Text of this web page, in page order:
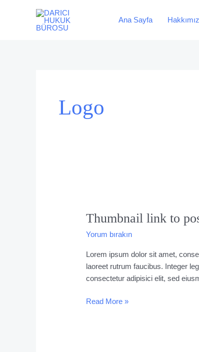
Ana Sayfa
Logo
Thumbnail link to
Yorum bırakın
Lorem ipsum dolor sit amet,
laoreet rutrum faucibus. Integer
consectetur adipisici elit, sed
to
Read More »